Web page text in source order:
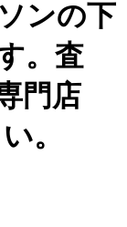
ンの下
。査
門店
。